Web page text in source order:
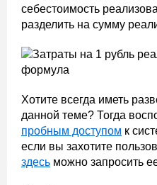
себестоимость
разделить на сумму
Хотите всегда иметь
данной теме? Тогда
пробным доступом к
если вы захотите
здесь можно запросить